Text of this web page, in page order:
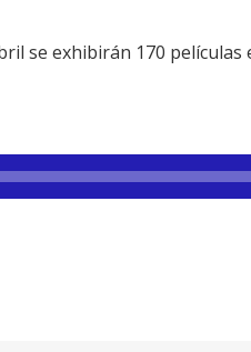
se exhibirán 170